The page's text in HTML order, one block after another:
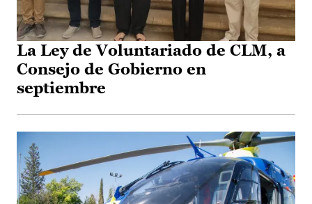
La Ley de Voluntariado de CLM, a
Consejo de Gobierno en
septiembre